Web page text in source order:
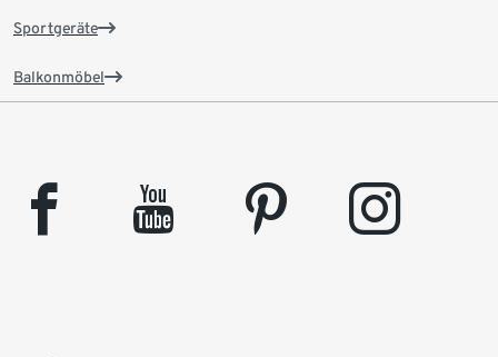
Sportgeräte
Balkonmöbel
facebook youtube pinterest instagram